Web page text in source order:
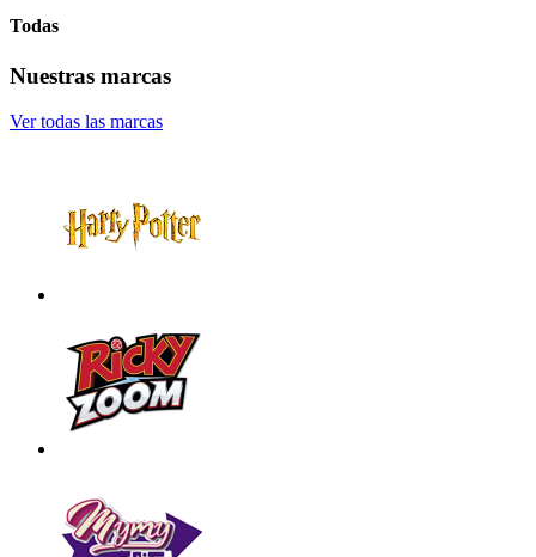
Todas
Nuestras marcas
Ver todas las marcas